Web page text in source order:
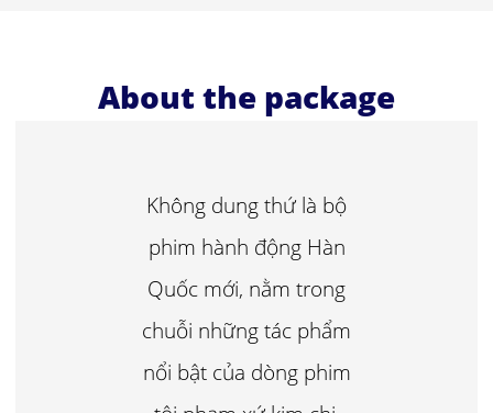
About the package
Không dung thứ là bộ
phim hành động Hàn
Quốc mới, nằm trong
chuỗi những tác phẩm
nổi bật của dòng phim